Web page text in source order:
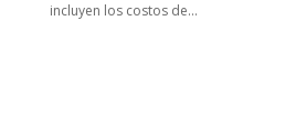
incluyen los costos de...